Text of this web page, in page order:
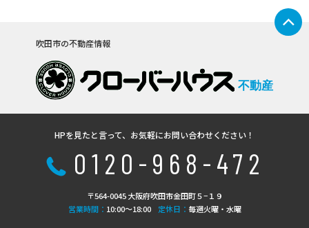
吹田市の不動産情報
不動産
HPを見たと言って、お気軽にお問い合わせください！
0120-968-472
〒564-0045 大阪府吹田市金田町５−１９
営業時間： 10:00〜18:00 定休日： 毎週火曜・水曜